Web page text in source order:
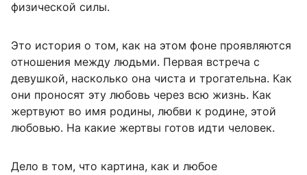
физической силы.
Это история о том, как на этом фоне проявляются
отношения между людьми. Первая встреча с
девушкой, насколько она чиста и трогательна. Как
они проносят эту любовь через всю жизнь. Как
жертвуют во имя родины, любви к родине, этой
любовью. На какие жертвы готов идти человек.
Дело в том, что картина, как и любое